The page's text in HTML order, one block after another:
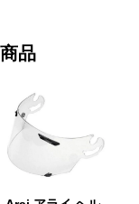
品